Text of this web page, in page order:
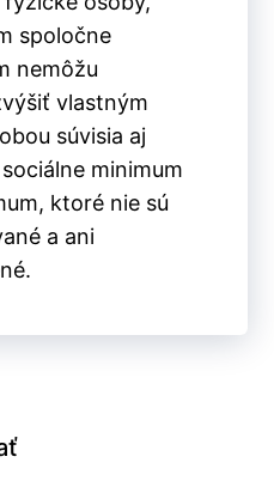
spoločne
nemôžu
vlastným
súvisia aj
minimum
ktoré nie sú
a ani